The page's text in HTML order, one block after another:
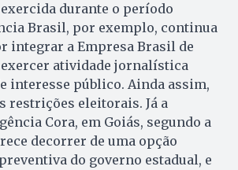
durante o período
Brasil, por exemplo, continua
integrar a Empresa Brasil de
exercer atividade jornalística
interesse público. Ainda assim,
restrições eleitorais. Já a
Cora, em Goiás, segundo a
decorrer de uma opção
do governo estadual, e